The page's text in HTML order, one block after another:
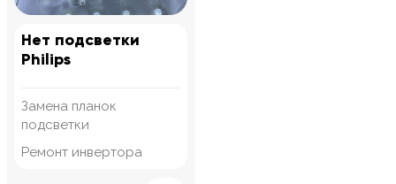
Нет подсветки
Philips
Замена планок
подсветки
Ремонт инвертора